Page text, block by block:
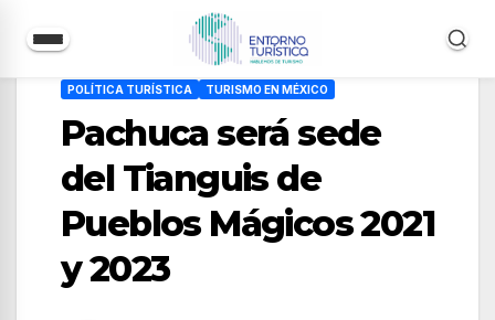
contenido
POLÍTICA TURÍSTICA TURISMO EN MÉXICO
Pachuca será sede
del Tianguis de
Pueblos Mágicos 2021
y 2023